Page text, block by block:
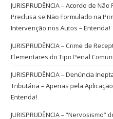
JURISPRUDÊNCIA – Acordo de
Preclusa se Não Formulado na
Intervenção nos Autos – Entenda!
JURISPRUDÊNCIA – Crime de
Elementares do Tipo Penal
JURISPRUDÊNCIA – Denúncia
Tributária – Apenas pela
Entenda!
JURISPRUDÊNCIA –